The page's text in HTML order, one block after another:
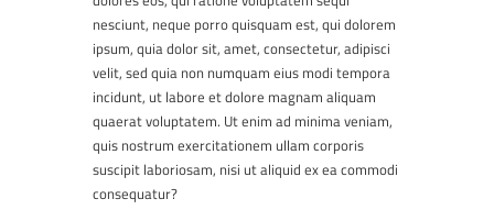
nesciunt, neque porro quisquam est, qui dolorem
ipsum, quia dolor sit, amet, consectetur, adipisci
velit, sed quia non numquam eius modi tempora
incidunt, ut labore et dolore magnam aliquam
quaerat voluptatem. Ut enim ad minima veniam,
quis nostrum exercitationem ullam corporis
suscipit laboriosam, nisi ut aliquid ex ea commodi
consequatur?